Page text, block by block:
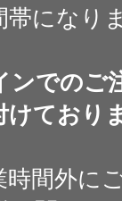
帯になり
でのご
けており
時間外に